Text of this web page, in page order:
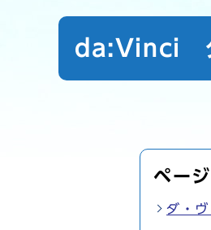
da:Vinci ダ
ペー
ダ・